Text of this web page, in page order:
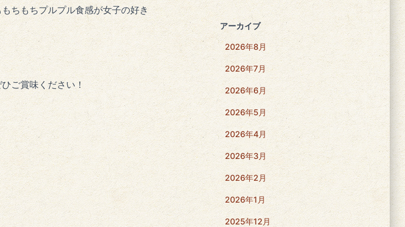
ちもちプルプル食感が女子の好き
ご賞味ください！
アーカイブ
2026年8月
2026年7月
2026年6月
2026年5月
2026年4月
2026年3月
2026年2月
2026年1月
2025年12月